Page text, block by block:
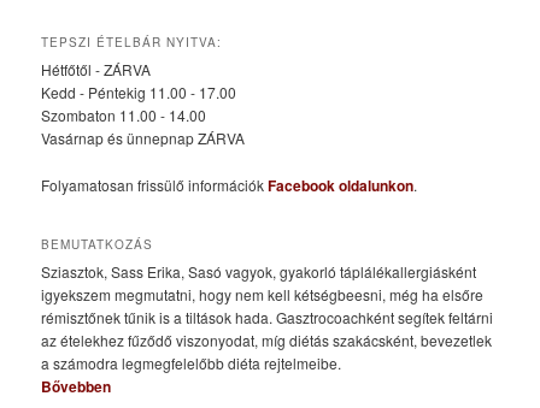
TEPSZI ÉTELBÁR NYITVA:
Hétfőtől - ZÁRVA
Kedd - Péntekig 11.00 - 17.00
Szombaton 11.00 - 14.00
Vasárnap és ünnepnap ZÁRVA
Folyamatosan frissülő információkFacebook oldalunkon.
BEMUTATKOZÁS
Sziasztok, Sass Erika, Sasó vagyok, gyakorló táplálékallergiásként
igyekszem megmutatni, hogy nem kell kétségbeesni, még ha elsőre
rémisztőnek tűnik is a tiltások hada. Gasztrocoachként segítek feltárni
az ételekhez fűződő viszonyodat, míg diétás szakácsként, bevezetlek
a számodra legmegfelelőbb diéta rejtelmeibe.
Bővebben